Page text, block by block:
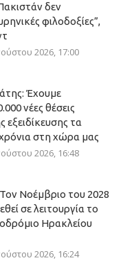
δεν
φιλοδοξίες”,
2026, 17:00
Έχουμε
νέες θέσεις
εξειδίκευσης τα
στη χώρα μας
2026, 16:48
Νοέμβριο του 2028
σε λειτουργία το
Ηρακλείου
2026, 16:24